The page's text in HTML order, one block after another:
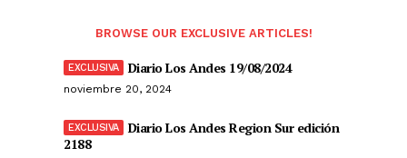
BROWSE OUR EXCLUSIVE ARTICLES!
Diario Los Andes 19/08/2024
noviembre 20, 2024
Diario Los Andes Region Sur edición
2188